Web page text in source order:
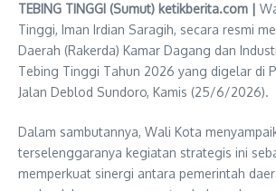
TEBING TINGGI (Sumut) ketikberita.com |
Tinggi, Iman Irdian Saragih, secara resmi
Daerah (Rakerda) Kamar Dagang dan
Tebing Tinggi Tahun 2026 yang digelar di
Jalan Deblod Sundoro, Kamis (25/6/2026).
Dalam sambutannya, Wali Kota
terselenggaranya kegiatan strategis ini
memperkuat sinergi antara pemerintah